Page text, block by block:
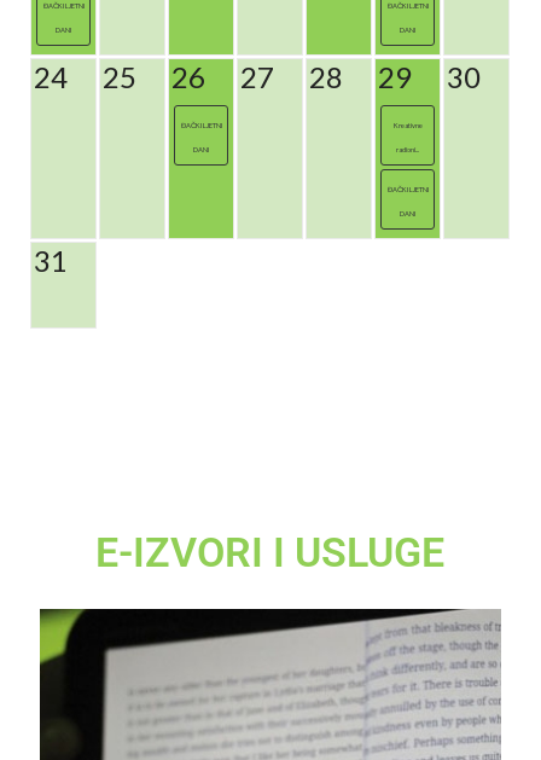
ĐAČKI LJETNI
DANI
ĐAČKI LJETNI
DANI
24 25 26
ĐAČKI LJETNI
DANI
27 28 29
Kreativne
radioni...
ĐAČKI LJETNI
DANI
30
31
E-IZVORI I USLUGE